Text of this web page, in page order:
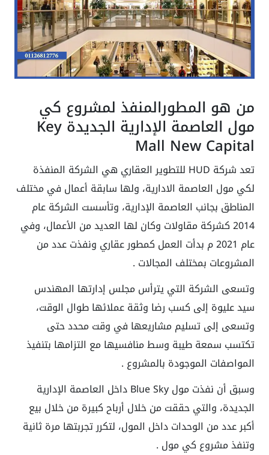
من هو المطورالمنفذ لمشروع كي
مول العاصمة الإدارية الجديدة Key
Mall New Capital
تعد شركة HUD للتطوير العقاري هي الشركة المنفذة
لكي مول العاصمة الادارية، ولها سابقة أعمال في مختلف
المناطق بجانب العاصمة الإدارية، وتأسست الشركة عام
2014 كشركة مقاولات وكان لها العديد من الأعمال، وفي
عام 2021 م بدأت العمل كمطور عقاري ونفذت عدد من
المشروعات بمختلف المجالات .
وتسعى الشركة التي يترأس مجلس إدارتها المهندس
سيد عليوة إلى كسب رضا وثقة عملائها طوال الوقت،
وتسعى إلى تسليم مشاريعها في وقت محدد حتى
تكتسب سمعة طيبة وسط منافسيها مع التزامها بتنفيذ
المواصفات الموجودة بالمشروع .
وسبق أن نفذت مول Blue Sky داخل العاصمة الإدارية
الجديدة، والتي حققت من خلال أرباح كبيرة من خلال بيع
أكبر عدد من الوحدات داخل المول، لتكرر تجربتها مرة ثانية
وتنفذ مشروع كي مول .